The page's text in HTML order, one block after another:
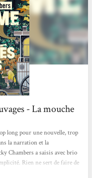
- La mouche
long pour une nouvelle, trop
la narration et la
Chambers a saisis avec brio
Rien ne sert de faire de